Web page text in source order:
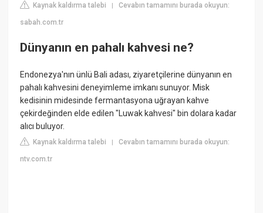
Kaynak kaldırma talebi |Cevabın tamamını burada okuyun:
sabah.com.tr
Dünyanın en pahalı kahvesi ne?
Endonezya'nın ünlü Bali adası, ziyaretçilerine dünyanın en
pahalı kahvesini deneyimleme imkanı sunuyor. Misk
kedisinin midesinde fermantasyona uğrayan kahve
çekirdeğinden elde edilen "Luwak kahvesi" bin dolara kadar
alıcı buluyor.
Kaynak kaldırma talebi |Cevabın tamamını burada okuyun:
ntv.com.tr